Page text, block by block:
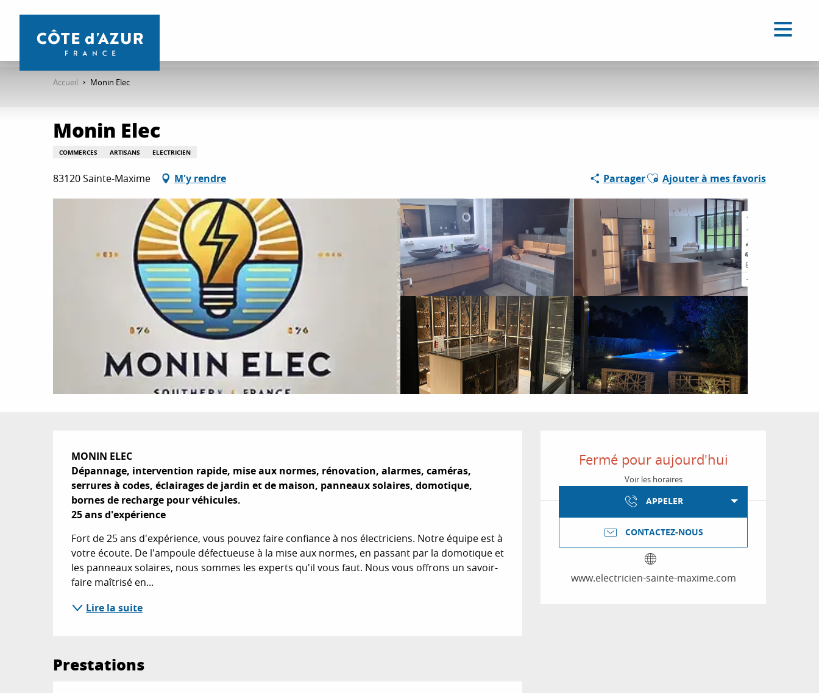
contenu
Accueil Monin Elec
Monin Elec
COMMERCES ARTISANS ELECTRICIEN
83120 Sainte-Maxime M'y rendre PartagerAjouter aux favoris
Ajouter à mes favoris
Ouverture et
Fermé pour aujourd'hui
Voir les horaires
APPELER
CONTACTEZ-NOUS
www.electricien-sainte-maxime.com
Description
MONIN ELEC
Dépannage, intervention rapide, mise aux normes, rénovation, alarmes, caméras,
serrures à codes, éclairages de jardin et de maison, panneaux solaires, domotique,
bornes de recharge pour véhicules.
25 ans d'expérience
Fort de 25 ans d'expérience, vous pouvez faire confiance à nos électriciens. Notre équipe est à
votre écoute. De l'ampoule défectueuse à la mise aux normes, en passant par la domotique et
les panneaux solaires, nous sommes les experts qu'il vous faut. Nous vous offrons un savoir-
faire maîtrisé en...
Lire la suite
Prestations